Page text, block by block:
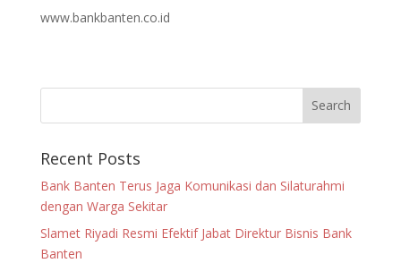
www.bankbanten.co.id
Recent Posts
Bank Banten Terus Jaga Komunikasi dan Silaturahmi
dengan Warga Sekitar
Slamet Riyadi Resmi Efektif Jabat Direktur Bisnis Bank
Banten